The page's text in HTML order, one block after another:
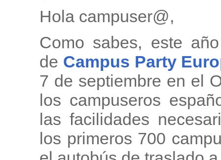
Hola campuser@,
Como sabes, este
de Campus Party
7 de septiembre en el
los campuseros
las facilidades
los primeros 700